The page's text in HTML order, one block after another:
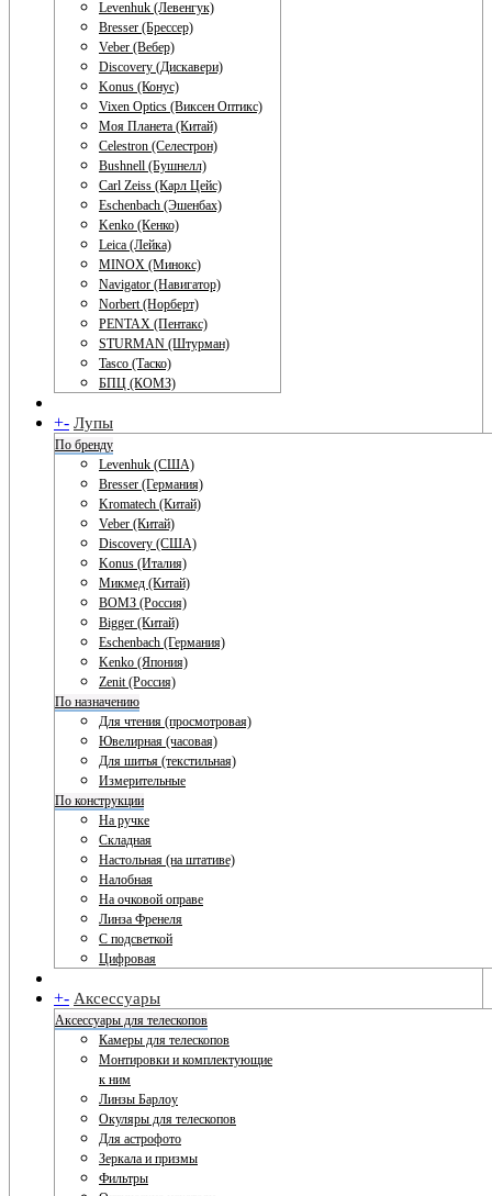
Levenhuk (Левенгук)
Bresser (Брессер)
Veber (Вебер)
Discovery (Дискавери)
Konus (Конус)
Vixen Optics (Виксен Оптикс)
Моя Планета (Китай)
Celestron (Селестрон)
Bushnell (Бушнелл)
Carl Zeiss (Карл Цейс)
Eschenbach (Эшенбах)
Kenko (Кенко)
Leica (Лейка)
MINOX (Минокс)
Navigator (Навигатор)
Norbert (Норберт)
PENTAX (Пентакс)
STURMAN (Штурман)
Tasco (Таско)
БПЦ (КОМЗ)
+- Лупы
По бренду
Levenhuk (США)
Bresser (Германия)
Kromatech (Китай)
Veber (Китай)
Discovery (США)
Konus (Италия)
Микмед (Китай)
ВОМЗ (Россия)
Bigger (Китай)
Eschenbach (Германия)
Kenko (Япония)
Zenit (Россия)
По назначению
Для чтения (просмотровая)
Ювелирная (часовая)
Для шитья (текстильная)
Измерительные
По конструкции
На ручке
Складная
Настольная (на штативе)
Налобная
На очковой оправе
Линза Френеля
С подсветкой
Цифровая
+- Аксессуары
Аксессуары для телескопов
Камеры для телескопов
Монтировки и комплектующие
к ним
Линзы Барлоу
Окуляры для телескопов
Для астрофото
Зеркала и призмы
Фильтры